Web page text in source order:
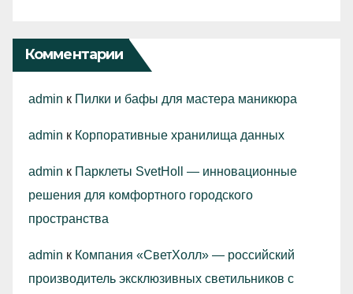
Комментарии
admin к Пилки и бафы для мастера маникюра
admin к Корпоративные хранилища данных
admin к Парклеты SvetHoll — инновационные
решения для комфортного городского
пространства
admin к Компания «СветХолл» — российский
производитель эксклюзивных светильников с